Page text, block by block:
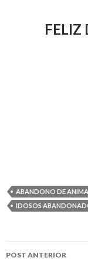
FELIZ
ABANDONO DE
IDOSOS
Navegação
POST ANTERIOR